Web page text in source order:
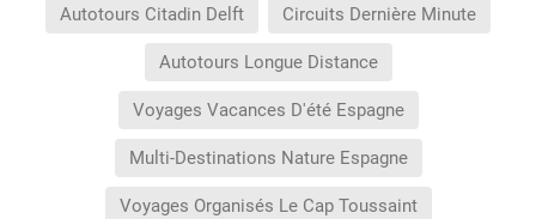
Autotours Citadin Delft Circuits Dernière Minute
Autotours Longue Distance
Voyages Vacances D'été Espagne
Multi-Destinations Nature Espagne
Voyages Organisés Le Cap Toussaint